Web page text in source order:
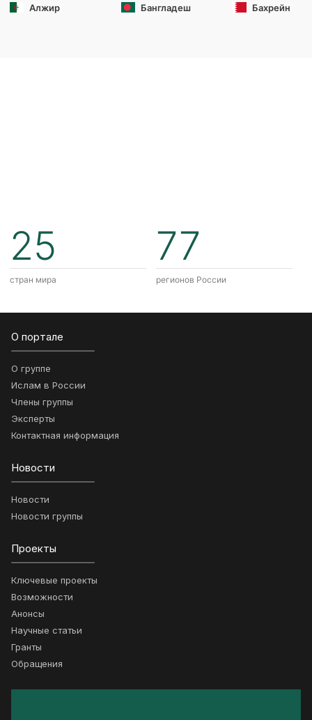
Алжир Бангладеш Бахрейн
25
стран мира
77
регионов России
О портале
О группе
Ислам в России
Члены группы
Эксперты
Контактная информация
Новости
Новости
Новости группы
Проекты
Ключевые проекты
Возможности
Анонсы
Научные статьи
Гранты
Обращения